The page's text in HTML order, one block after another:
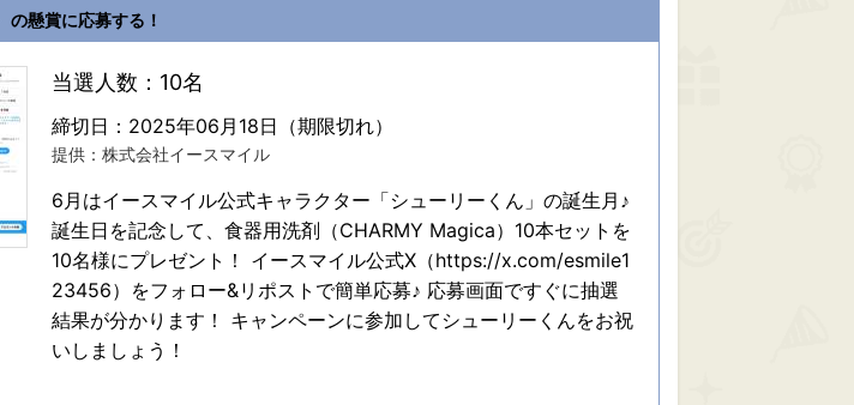
の懸賞に応募する！
当選人数：10名
締切日：2025年06月18日（期限切れ）
提供：株式会社イースマイル
6月はイースマイル公式キャラクター「シューリーくん」の誕生月♪
誕生日を記念して、食器用洗剤（CHARMY Magica）10本セットを
10名様にプレゼント！ イースマイル公式X（https://x.com/esmile1
23456）をフォロー&リポストで簡単応募♪ 応募画面ですぐに抽選
結果が分かります！ キャンペーンに参加してシューリーくんをお祝
いしましょう！